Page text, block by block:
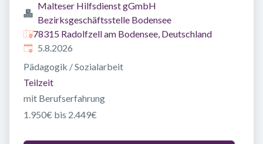
Malteser Hilfsdienst gGmbH
Bezirksgeschäftsstelle Bodensee
78315 Radolfzell am Bodensee, Deutschland
Veröffentlicht
5.8.2026
Pädagogik / Sozialarbeit
Teilzeit
mit Berufserfahrung
1.950€ bis 2.449€